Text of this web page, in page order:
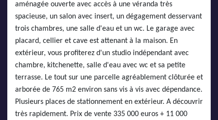
aménagée ouverte avec accès à une véranda très
spacieuse, un salon avec insert, un dégagement desservant
trois chambres, une salle d'eau et un wc. Le garage avec
placard, cellier et cave est attenant à la maison. En
extérieur, vous profiterez d'un studio indépendant avec
chambre, kitchenette, salle d'eau avec wc et sa petite
terrasse. Le tout sur une parcelle agréablement clôturée et
arborée de 765 m2 environ sans vis à vis avec dépendance.
Plusieurs places de stationnement en extérieur. A découvrir
très rapidement. Prix de vente 335 000 euros + 11 000